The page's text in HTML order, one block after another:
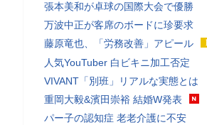
張本美和が卓球の国際大会で優勝
万波中正が客席のボードに珍要求
藤原竜也、「労務改善」アピール
人気YouTuber 白ビキニ加工否定
VIVANT「別班」リアルな実態とは
重岡大毅&濱田崇裕 結婚W発表
パー子の認知症 老老介護に不安